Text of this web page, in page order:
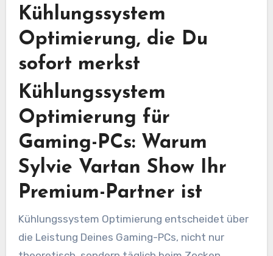
Kühlungssystem
Optimierung, die Du
sofort merkst
Kühlungssystem
Optimierung für
Gaming-PCs: Warum
Sylvie Vartan Show Ihr
Premium-Partner ist
Kühlungssystem Optimierung entscheidet über
die Leistung Deines Gaming-PCs, nicht nur